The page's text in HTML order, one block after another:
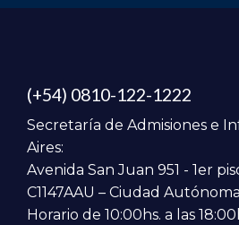
(+54) 0810-122-1222
Secretaría de Admisiones e
Aires:
Avenida San Juan 951 - 1er
C1147AAU – Ciudad
Horario de 10:00hs. a las